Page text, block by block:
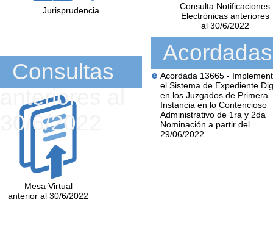
Jurisprudencia
Consultas
anteriores al
30/6/2022
Mesa Virtual
anterior al 30/6/2022
Consulta Notificaciones
Electrónicas anteriores
al 30/6/2022
Acordadas
Acordada 13665 -
el Sistema de Expediente
en los Juzgados de Primera
Instancia en lo Contencioso
Administrativo de 1ra y 2da
Nominación a partir del
29/06/2022